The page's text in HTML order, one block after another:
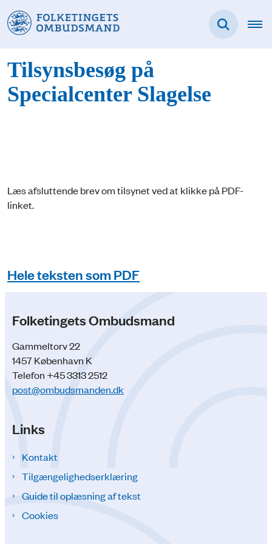
Tilsynsbesøg på
Specialcenter Slagelse
Læs afsluttende brev om tilsynet ved at klikke på PDF-
linket.
Hele teksten som PDF
Folketingets Ombudsmand
Gammeltorv 22
1457 København K
Telefon +45 3313 2512
post@ombudsmanden.dk
Links
Kontakt
Tilgængelighedserklæring
Guide til oplæsning af tekst
Cookies